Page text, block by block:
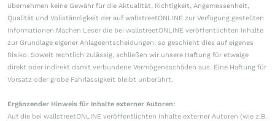
übernehmen keine Gewähr für die Aktualität, Richtigkeit, Angemessenheit,
Qualität und Vollständigkeit der auf wallstreetONLINE zur Verfügung gestellten
Informationen.Machen Leser die bei wallstreetONLINE veröffentlichten Inhalte
zur Grundlage eigener Anlageentscheidungen, so geschieht dies auf eigenes
Risiko. Soweit rechtlich zulässig, schließen wir unsere Haftung für etwaige
direkt oder indirekt damit verbundene Vermögensschäden aus. Eine Haftung für
Vorsatz oder grobe Fahrlässigkeit bleibt unberührt.
Ergänzender Hinweis für Inhalte externer Autoren:
Auf die bei wallstreetONLINE veröffentlichten Inhalte externer Autoren (wie z.B.